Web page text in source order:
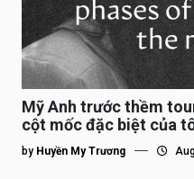
Mỹ Anh trước thềm
cột mốc đặc biệt của
tế”
by Huyền My Trương